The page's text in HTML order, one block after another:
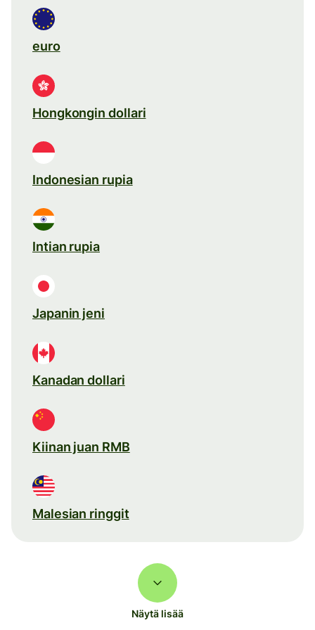
euro
Hongkongin dollari
Indonesian rupia
Intian rupia
Japanin jeni
Kanadan dollari
Kiinan juan RMB
Malesian ringgit
Näytä lisää